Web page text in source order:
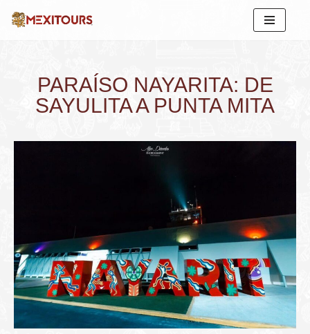
PARAÍSO NAYARITA: DE
SAYULITA A PUNTA MITA